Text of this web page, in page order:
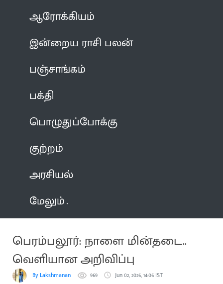
ஆரோக்கியம்
இன்றைய ராசி பலன்
பஞ்சாங்கம்
பக்தி
பொழுதுப்போக்கு
குற்றம்
அரசியல்
மேலும்
பெரம்பலூர்: நாளை மின்தடை..
வெளியான அறிவிப்பு
By Lakshmanan 969 Jun 02, 2026, 14:06 IST